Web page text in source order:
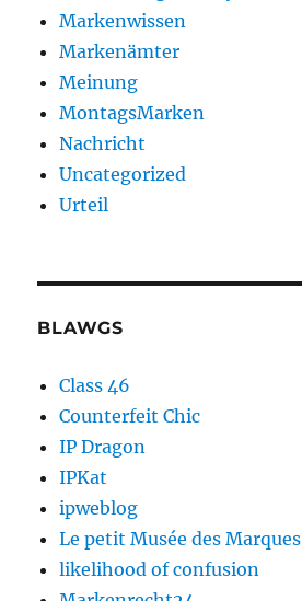
Markenwissen
Markenämter
Meinung
MontagsMarken
Nachricht
Uncategorized
Urteil
BLAWGS
Class 46
Counterfeit Chic
IP Dragon
IPKat
ipweblog
Le petit Musée des Marques
likelihood of confusion